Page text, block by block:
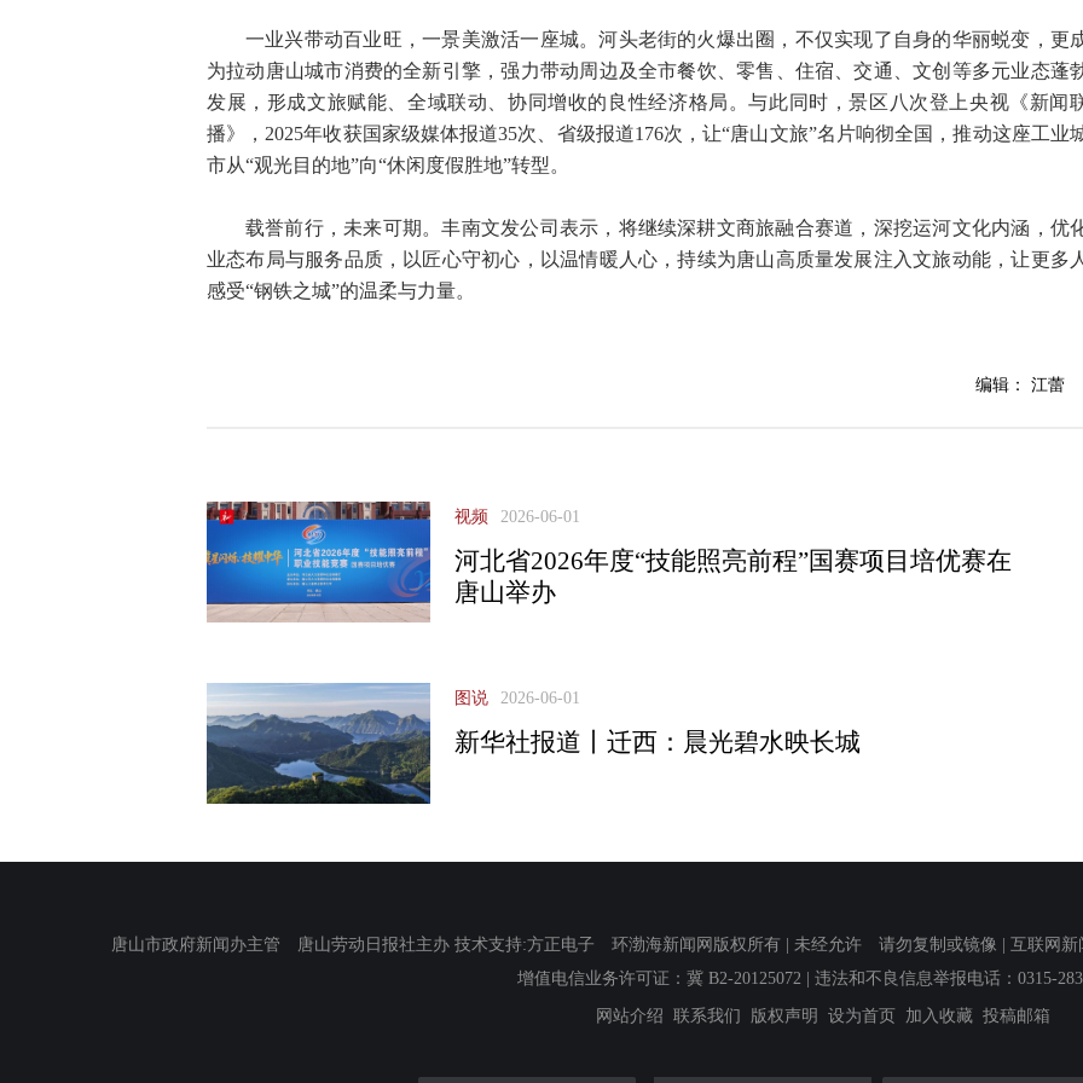
一业兴带动百业旺，一景美激活一座城。河头老街的火爆出圈，不仅实现了自身的华丽蜕变，更
为拉动唐山城市消费的全新引擎，强力带动周边及全市餐饮、零售、住宿、交通、文创等多元业态蓬
发展，形成文旅赋能、全域联动、协同增收的良性经济格局。与此同时，景区八次登上央视《新闻
播》，2025年收获国家级媒体报道35次、省级报道176次，让“唐山文旅”名片响彻全国，推动这座工业
市从“观光目的地”向“休闲度假胜地”转型。
载誉前行，未来可期。丰南文发公司表示，将继续深耕文商旅融合赛道，深挖运河文化内涵，优
业态布局与服务品质，以匠心守初心，以温情暖人心，持续为唐山高质量发展注入文旅动能，让更多人
感受“钢铁之城”的温柔与力量。
编辑： 江蕾
视频 2026-06-01
河北省2026年度“技能照亮前程”国赛项目培优赛在
唐山举办
图说 2026-06-01
新华社报道丨迁西：晨光碧水映长城
唐山市政府新闻办主管 唐山劳动日报社主办 技术支持:方正电子 环渤海新闻网版权所有 | 未经允许 请勿复制或镜像 | 互联网新
增值电信业务许可证：冀 B2-20125072 | 违法和不良信息举报电话：0315-
网站介绍 联系我们 版权声明 设为首页 加入收藏 投稿邮箱